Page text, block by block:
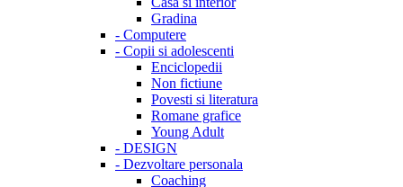
Gradina
- Computere
- Copii si adolescenti
Enciclopedii
Non fictiune
Povesti si literatura
Romane grafice
Young Adult
- DESIGN
- Dezvoltare personala
Coaching